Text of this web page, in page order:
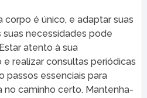
é único, e adaptar suas
necessidades pode
atento à sua
realizar consultas periódicas
passos essenciais para
caminho certo. Mantenha-